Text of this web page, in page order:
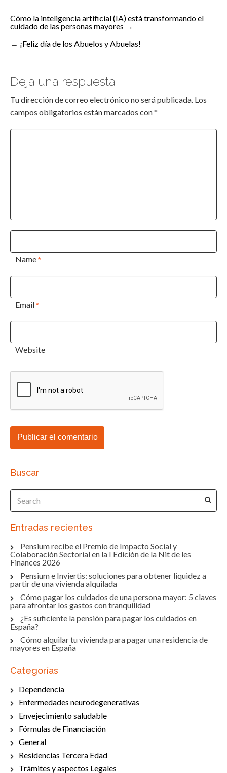
Cómo la inteligencia artificial (IA) está transformando el
cuidado de las personas mayores →
← ¡Feliz día de los Abuelos y Abuelas!
Deja una respuesta
Tu dirección de correo electrónico no será publicada. Los
campos obligatorios están marcados con*
Name*
Email*
Website
Buscar
Entradas recientes
Pensium recibe el Premio de Impacto Social y
Colaboración Sectorial en la I Edición de la Nit de les
Finances 2026
Pensium e Inviertis: soluciones para obtener liquidez a
partir de una vivienda alquilada
Cómo pagar los cuidados de una persona mayor: 5 claves
para afrontar los gastos con tranquilidad
¿Es suficiente la pensión para pagar los cuidados en
España?
Cómo alquilar tu vivienda para pagar una residencia de
mayores en España
Categorías
Dependencia
Enfermedades neurodegenerativas
Envejecimiento saludable
Fórmulas de Financiación
General
Residencias Tercera Edad
Trámites y aspectos Legales